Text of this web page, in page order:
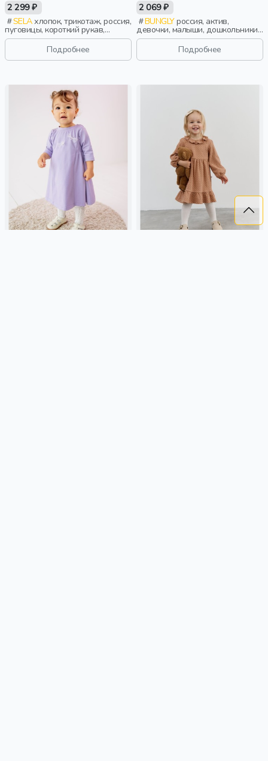
2 299 ₽
SELAхлопок, трикотаж, россия,
пуговицы, короткий рукав,
полоски, короткие, застежка,
ворот, школа, манжета, воротник,
девочки, детиПодробнее
2 069 ₽
BUNGLYроссия, актив,
девочки, малыши, дошкольники,
дети
Подробнее